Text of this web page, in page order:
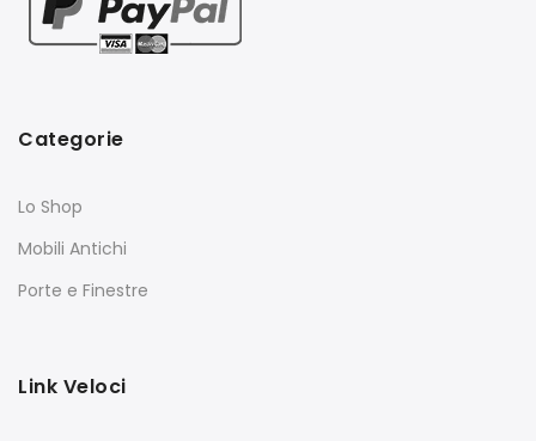
Categorie
Lo Shop
Mobili Antichi
Porte e Finestre
Link Veloci